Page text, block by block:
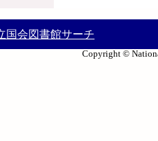
国会図書館サーチ
Copyright ©